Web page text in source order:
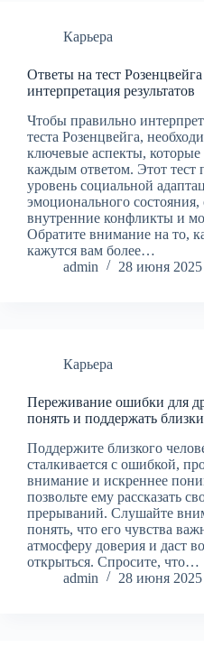
Карьера
Ответы на тест
интерпретация результатов
Чтобы правильно
теста Розенцвейга,
ключевые аспекты, которые
каждым ответом. Этот тест
уровень социальной
эмоционального состояния,
внутренние конфликты и
Обратите внимание на то,
кажутся вам более…
admin
28 июня 2025
Карьера
Переживание ошибки для
понять и поддержать
Поддержите близкого
сталкивается с ошибкой,
внимание и искреннее
позвольте ему рассказать
прерываний. Слушайте
понять, что его чувства
атмосферу доверия и даст
открыться. Спросите, что…
admin
28 июня 2025